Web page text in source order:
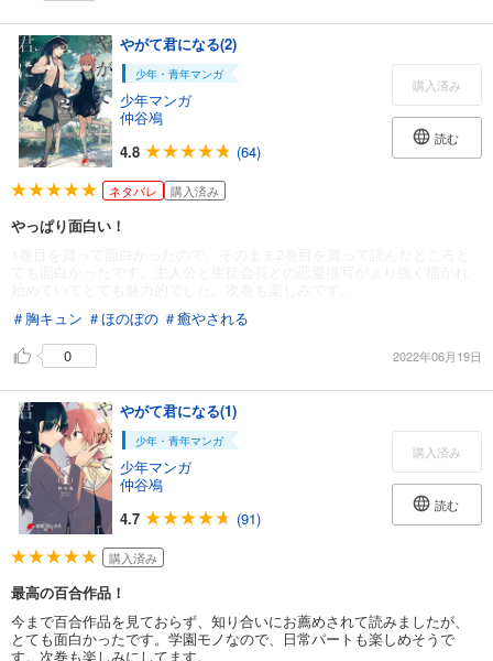
やがて君になる(2)
少年・青年マンガ
少年マンガ
仲谷鳰
4.8
(64)
購入済み
読む
ネタバレ 購入済み
やっぱり面白い！
＃胸キュン ＃ほのぼの ＃癒やされる
0
2022年06月19日
やがて君になる(1)
少年・青年マンガ
少年マンガ
仲谷鳰
4.7
(91)
購入済み
読む
購入済み
最高の百合作品！
今まで百合作品を見ておらず、知り合いにお薦めされて読みましたが、
とても面白かったです。学園モノなので、日常パートも楽しめそうで
す。次巻も楽しみにしてます。